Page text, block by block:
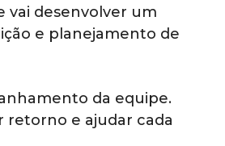
desenvolver um
e planejamento de
da equipe.
retorno e ajudar cada